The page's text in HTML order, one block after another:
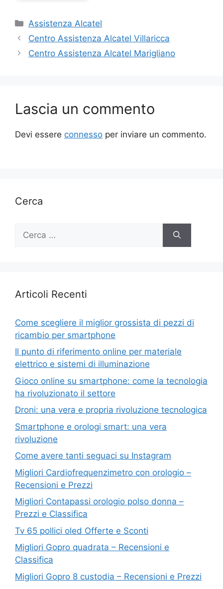
Categorie
Assistenza Alcatel
Centro Assistenza Alcatel Villaricca
Centro Assistenza Alcatel Marigliano
Lascia un commento
Devi essere connesso per inviare un commento.
Cerca
per:
Articoli Recenti
Come scegliere il miglior grossista di pezzi di
ricambio per smartphone
Il punto di riferimento online per materiale
elettrico e sistemi di illuminazione
Gioco online su smartphone: come la tecnologia
ha rivoluzionato il settore
Droni: una vera e propria rivoluzione tecnologica
Smartphone e orologi smart: una vera
rivoluzione
Come avere tanti seguaci su Instagram
Migliori Cardiofrequenzimetro con orologio –
Recensioni e Prezzi
Migliori Contapassi orologio polso donna –
Prezzi e Classifica
Tv 65 pollici oled Offerte e Sconti
Migliori Gopro quadrata – Recensioni e
Classifica
Migliori Gopro 8 custodia – Recensioni e Prezzi